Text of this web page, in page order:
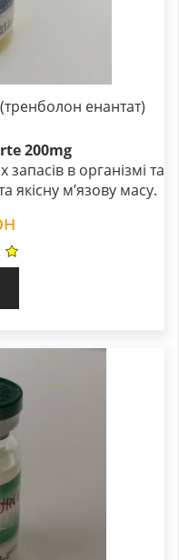
енантат)
200mg
в організмі та
якісну м’язову масу.